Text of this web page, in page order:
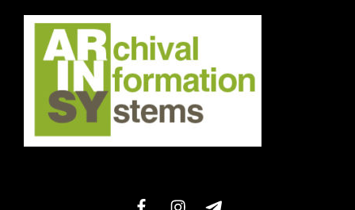
facebookinstagramtelegram